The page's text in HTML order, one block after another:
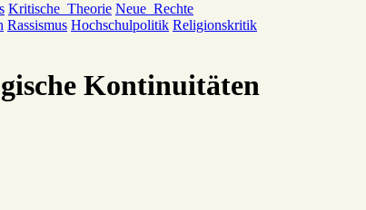
Kritische_Theorie Neue_Rechte
Rassismus Hochschulpolitik Religionskritik
Kontinuitäten